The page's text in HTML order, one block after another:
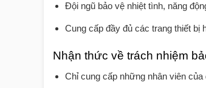
Đội ngũ bảo vệ nhiệt tình, năng
Cung cấp đầy đủ các trang thiết bị
Nhận thức về trách nhiệm
Chỉ cung cấp những nhân viên